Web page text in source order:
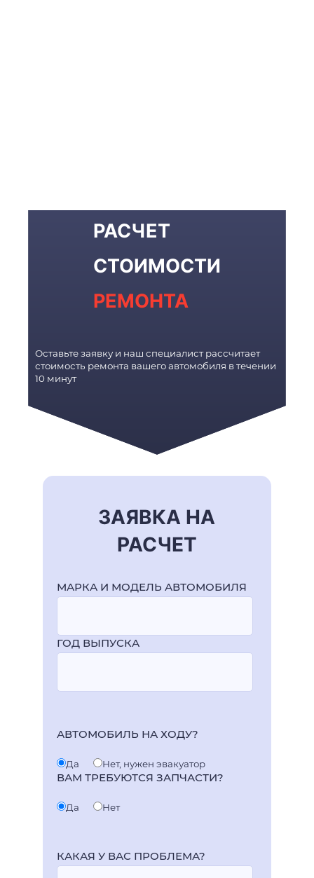
РАСЧЕТ
СТОИМОСТИ
РЕМОНТА
Оставьте заявку и наш специалист рассчитает
стоимость ремонта вашего автомобиля в течении
10 минут
ЗАЯВКА НА
РАСЧЕТ
МАРКА И МОДЕЛЬ АВТОМОБИЛЯ
ГОД ВЫПУСКА
АВТОМОБИЛЬ НА ХОДУ?
Да Нет, нужен эвакуатор
ВАМ ТРЕБУЮТСЯ ЗАПЧАСТИ?
Да Нет
КАКАЯ У ВАС ПРОБЛЕМА?